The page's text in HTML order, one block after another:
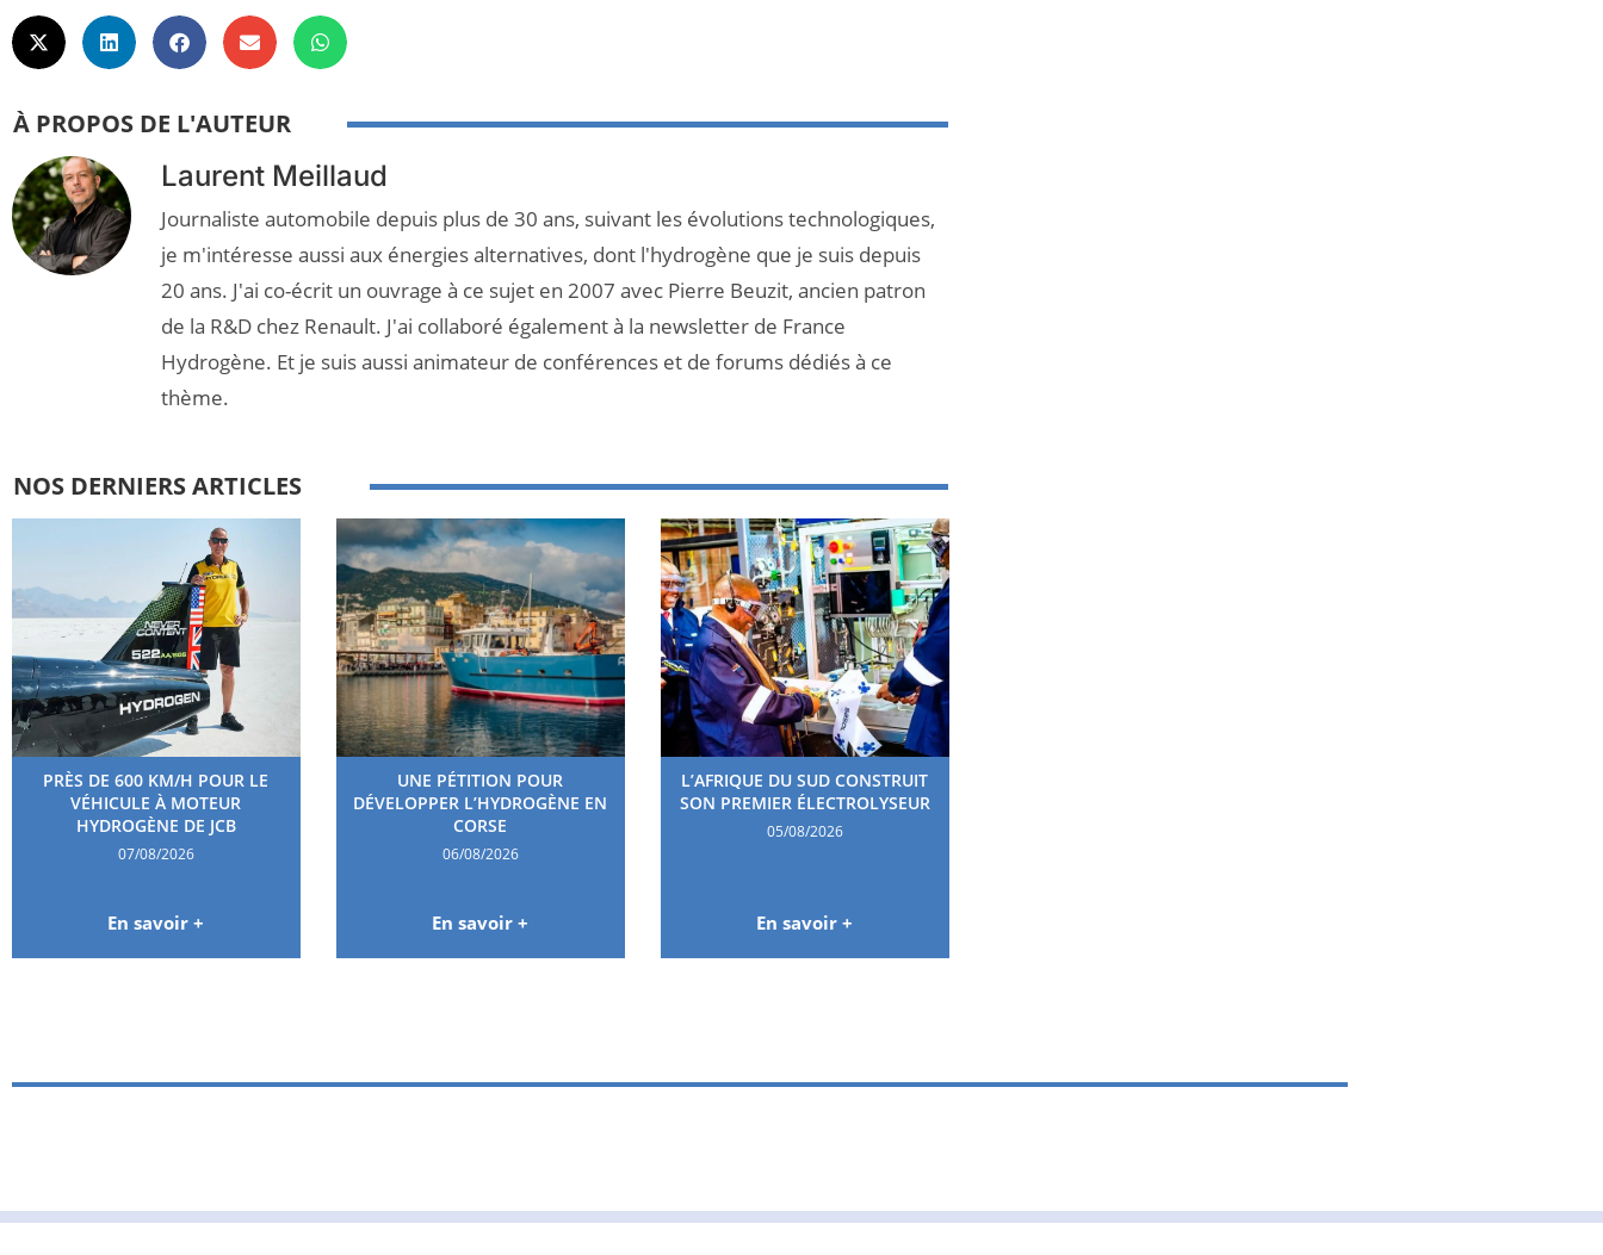
À PROPOS DE L'AUTEUR
Laurent Meillaud
Journaliste automobile depuis plus de 30 ans, suivant les évolutions technologiques,
je m'intéresse aussi aux énergies alternatives, dont l'hydrogène que je suis depuis
20 ans. J'ai co-écrit un ouvrage à ce sujet en 2007 avec Pierre Beuzit, ancien patron
de la R&D chez Renault. J'ai collaboré également à la newsletter de France
Hydrogène. Et je suis aussi animateur de conférences et de forums dédiés à ce
thème.
NOS DERNIERS ARTICLES
PRÈS DE 600 KM/H POUR LE
VÉHICULE À MOTEUR
HYDROGÈNE DE JCB
07/08/2026
En savoir +
UNE PÉTITION POUR
DÉVELOPPER L’HYDROGÈNE EN
CORSE
06/08/2026
En savoir +
L’AFRIQUE DU SUD CONSTRUIT
SON PREMIER ÉLECTROLYSEUR
05/08/2026
En savoir +